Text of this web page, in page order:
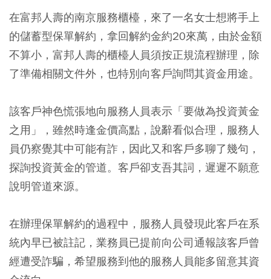
在富邦人壽的南京服務櫃檯，來了一名女士想將手上
的儲蓄型保單解約，拿回解約金約20來萬，由於金額
不算小，富邦人壽的櫃檯人員須按正規流程辦理，除
了準備相關文件外，也特別向客戶詢問其資金用途。
該客戶神色慌張地向服務人員表示「要做為投資黃金
之用」，雖然時逢金價高點，說辭看似合理，服務人
員仍察覺其中可能有詐，因此又和客戶多聊了幾句，
探詢投資黃金的管道。客戶卻支吾其詞，遲遲不願意
說明管道來源。
在辦理保單解約的過程中，服務人員發現此客戶在系
統內早已被註記，業務員已提前向公司通報該客戶曾
經遭受詐騙，希望服務到他的服務人員能多留意其資